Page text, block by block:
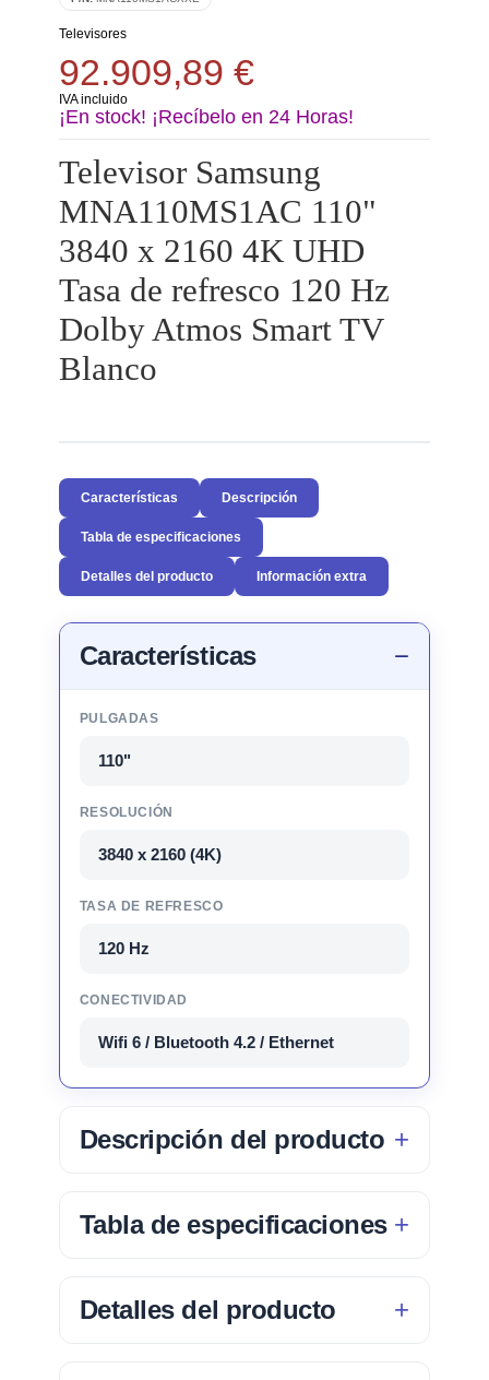
Televisores
92.909,89 €
IVA incluido
¡En stock! ¡Recíbelo en 24 Horas!
Televisor Samsung
MNA110MS1AC 110"
3840 x 2160 4K UHD
Tasa de refresco 120 Hz
Dolby Atmos Smart TV
Blanco
Características Descripción
Tabla de especificaciones
Detalles del producto Información extra
Características
PULGADAS
110"
RESOLUCIÓN
3840 x 2160 (4K)
TASA DE REFRESCO
120 Hz
CONECTIVIDAD
Wifi 6 / Bluetooth 4.2 / Ethernet
Descripción del producto
Tabla de especificaciones
Detalles del producto